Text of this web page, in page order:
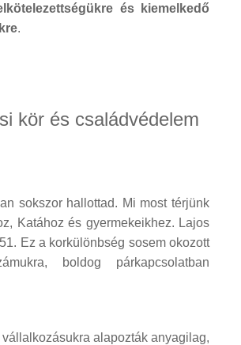
és kiemelkedő
.
kör és családvédelem
sokszor hallottad. Mi most térjünk
Katához és gyermekeikhez. Lajos
Ez a korkülönbség sosem okozott
boldog párkapcsolatban
alapozták anyagilag,